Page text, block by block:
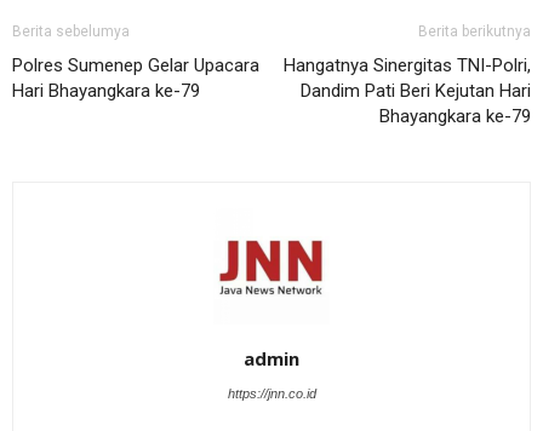
Berita sebelumya
Polres Sumenep Gelar Upacara
Hari Bhayangkara ke-79
Berita berikutnya
Hangatnya Sinergitas TNI-Polri,
Dandim Pati Beri Kejutan Hari
Bhayangkara ke-79
admin
https://jnn.co.id